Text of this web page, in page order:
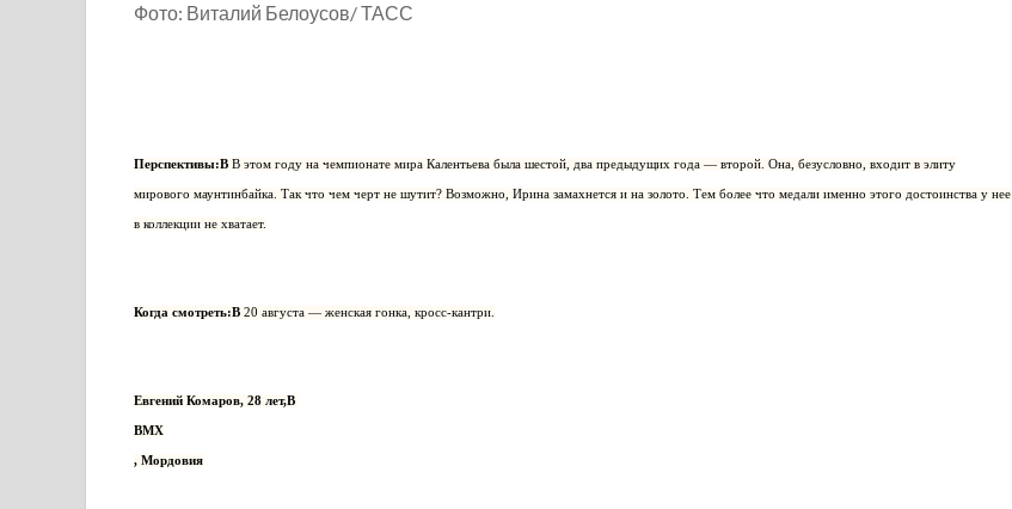
Фото: Виталий Белоусов/ ТАСС
Перспективы:В В этом году на чемпионате мира Калентьева была шестой, два предыдущих года — второй. Она, безусловно, входит в элиту
мирового маунтинбайка. Так что чем черт не шутит? Возможно, Ирина замахнется и на золото. Тем более что медали именно этого достоинства у нее
в коллекции не хватает.
Когда смотреть:В 20 августа — женская гонка, кросс-кантри.
Евгений Комаров, 28 лет,В
BMX
, Мордовия